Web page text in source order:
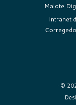
Malote
Intranet
· ©